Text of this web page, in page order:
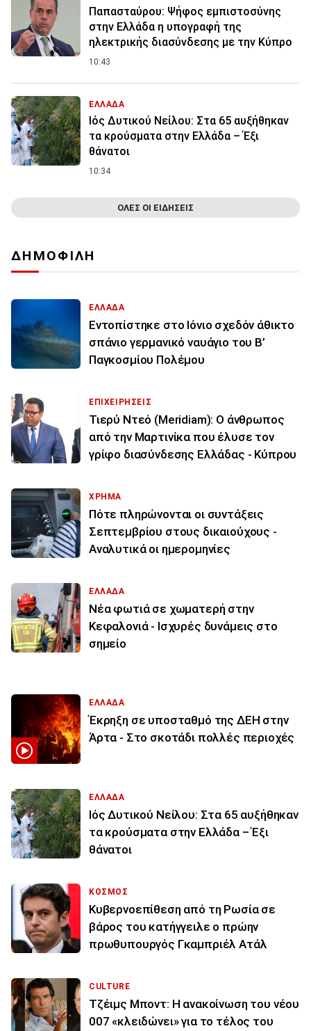
Παπασταύρου: Ψήφος εμπιστοσύνης
στην Ελλάδα η υπογραφή της
ηλεκτρικής διασύνδεσης με την Κύπρο
10:43
ΕΛΛΑΔΑ
Ιός Δυτικού Νείλου: Στα 65 αυξήθηκαν
τα κρούσματα στην Ελλάδα – Έξι
θάνατοι
10:34
ΟΛΕΣ ΟΙ ΕΙΔΗΣΕΙΣ
ΔΗΜΟΦΙΛΗ
ΕΛΛΑΔΑ
Εντοπίστηκε στο Ιόνιο σχεδόν άθικτο
σπάνιο γερμανικό ναυάγιο του Β’
Παγκοσμίου Πολέμου
ΕΠΙΧΕΙΡΗΣΕΙΣ
Τιερύ Ντεό (Meridiam): Ο άνθρωπος
από την Μαρτινίκα που έλυσε τον
γρίφο διασύνδεσης Ελλάδας - Κύπρου
ΧΡΗΜΑ
Πότε πληρώνονται οι συντάξεις
Σεπτεμβρίου στους δικαιούχους -
Αναλυτικά οι ημερομηνίες
ΕΛΛΑΔΑ
Νέα φωτιά σε χωματερή στην
Κεφαλονιά - Ισχυρές δυνάμεις στο
σημείο
ΕΛΛΑΔΑ
Έκρηξη σε υποσταθμό της ΔΕΗ στην
Άρτα - Στο σκοτάδι πολλές περιοχές
ΕΛΛΑΔΑ
Ιός Δυτικού Νείλου: Στα 65 αυξήθηκαν
τα κρούσματα στην Ελλάδα – Έξι
θάνατοι
ΚΟΣΜΟΣ
Κυβερνοεπίθεση από τη Ρωσία σε
βάρος του κατήγγειλε ο πρώην
πρωθυπουργός Γκαμπριέλ Ατάλ
CULTURE
Τζέιμς Μποντ: Η ανακοίνωση του νέου
007 «κλειδώνει» για το τέλος του